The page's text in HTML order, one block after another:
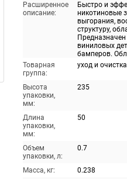
Расширенное
описание:
Быстро и
никотиновые
выгорания,
структуру,
виниловых
бамперов.
Товарная
группа:
уход и очистка
Высота
упаковки,
мм:
235
Длина
упаковки,
мм:
50
Объем
упаковки, л:
0.7
Масса, кг:
0.238